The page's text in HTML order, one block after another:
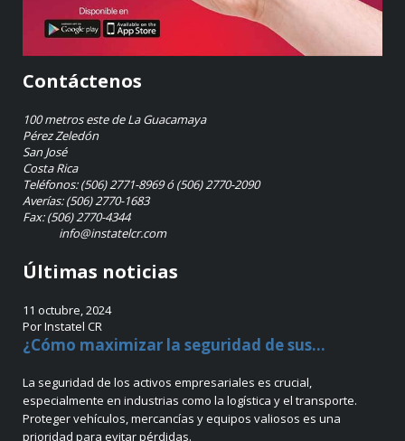
Contáctenos
100 metros este de La Guacamaya
Pérez Zeledón
San José
Costa Rica
Teléfonos: (506) 2771-8969 ó (506) 2770-2090
Averías: (506) 2770-1683
Fax: (506) 2770-4344
info@instatelcr.com
Últimas noticias
11 octubre, 2024
Por Instatel CR
¿Cómo maximizar la seguridad de sus...
La seguridad de los activos empresariales es crucial,
especialmente en industrias como la logística y el transporte.
Proteger vehículos, mercancías y equipos valiosos es una
prioridad para evitar pérdidas.